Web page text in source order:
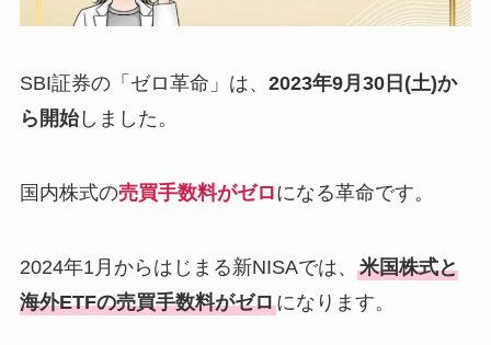
SBI証券の「ゼロ革命」は、 2023年9月30日(土)か
ら開始しました。
国内株式の売買手数料がゼロになる革命です。
2024年1月からはじまる新NISAでは、 米国株式と
海外ETFの売買手数料がゼロになります。